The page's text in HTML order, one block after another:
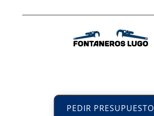
PEDIR PRESUPUESTO